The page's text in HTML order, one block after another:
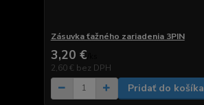
Zásuvka ťažného zariadenia 3PIN
3,20 €
2,60 € bez DPH
Pridať do košíka